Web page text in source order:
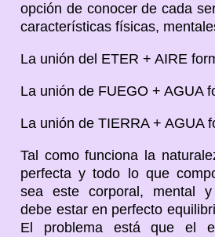
opción de conocer de cada
características físicas,
La unión del ETER + AIRE
La unión de FUEGO + AGUA
La unión de TIERRA + AGUA
Tal como funciona la
perfecta y todo lo que
sea este corporal, mental y
debe estar en perfecto
El problema está que el